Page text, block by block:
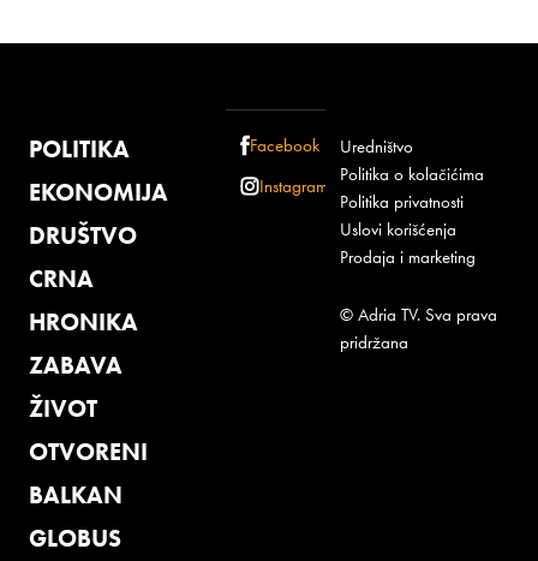
POLITIKA
EKONOMIJA
DRUŠTVO
CRNA
HRONIKA
ZABAVA
ŽIVOT
OTVORENI
BALKAN
GLOBUS
Facebook
Instagram
Uredništvo
Politika o kolačićima
Politika privatnosti
Uslovi korišćenja
Prodaja i marketing
© Adria TV. Sva prava
pridržana